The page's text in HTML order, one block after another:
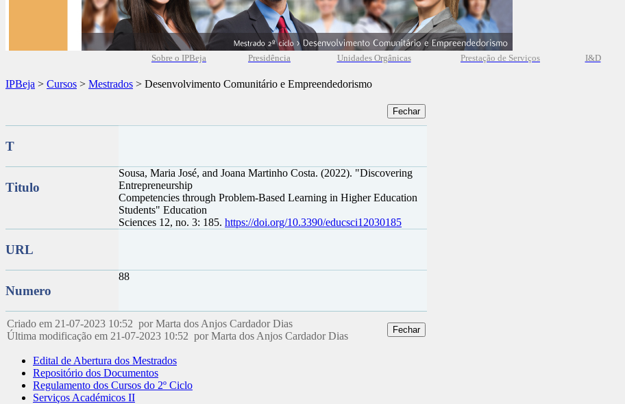
Sobre o IPBeja Presidência Unidades Orgânicas Prestação de Serviços I&D
IPBeja > Cursos > Mestrados > Desenvolvimento Comunitário e Empreendedorismo
T
Titulo
Sousa, Maria José, and Joana Martinho Costa. (2022). "Discovering
Entrepreneurship
Competencies through Problem-Based Learning in Higher Education
Students" Education
Sciences 12, no. 3: 185. https://doi.org/10.3390/educsci12030185
URL
Numero
88
Criado em 21-07-2023 10:52 por Marta dos Anjos Cardador Dias
Última modificação em 21-07-2023 10:52 por Marta dos Anjos Cardador Dias
Edital de Abertura dos Mestrados
Repositório dos Documentos
Regulamento dos Cursos do 2º Ciclo
Serviços Académicos II